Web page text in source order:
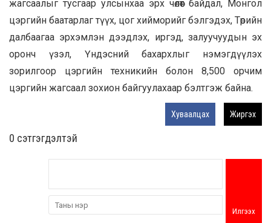
жагсаалыг тусгаар улсынхаа эрх чөлөөт байдал, Монгол
цэргийн баатарлаг түүх, цог хийморийг бэлгэдэх, Төрийн
далбаагаа эрхэмлэн дээдлэх, иргэд, залуучуудын эх
оронч үзэл, Үндэсний бахархлыг нэмэгдүүлэх
зорилгоор цэргийн техникийн болон 8,500 орчим
цэргийн жагсаал зохион байгуулахаар бэлтгэж байна.
Хуваалцах Жиргэх
0 cэтгэгдэлтэй
Илгээх